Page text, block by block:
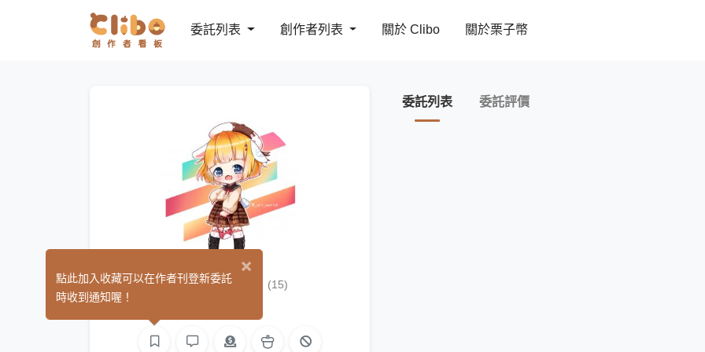
委託列表 創作者列表 關於 Clibo 關於栗子幣
浣熊URI (15)
委託列表 委託評價
×
點此加入收藏可以在作者刊登新委託
時收到通知喔！